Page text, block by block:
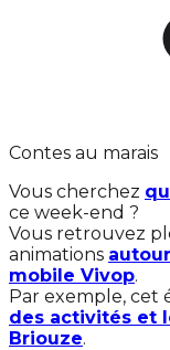
Contes au marais
Vous cherchez
ce week-end ?
Vous retrouvez
animations
mobile Vivop.
Par exemple, cet
des activités et
Briouze.